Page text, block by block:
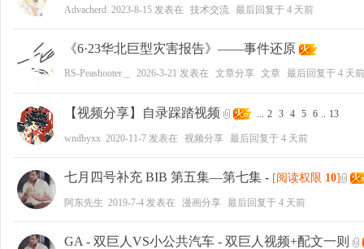
Advacherd 2023-8-15 发表在 技术交流 最后回复于 4 天前
《6·23华北巨型灾害报告》——事件还原
RS-Peashooter＿ 2026-3-21 发表在 文章分享 文章 最后回复于 4 天前
【视频分享】自录踩踏视频 ... 2 3 4 5 6 .. 13
wndbyxx 2020-11-7 发表在 视频分享 最后回复于 4 天前
七月四号补充 BIB 第五集—第七集 - [阅读权限 10]
阿东先生 2019-7-4 发表在 漫画分享 最后回复于 4 天前
GA - 双巨人VS小公共汽车 - 双巨人视频+配文一则